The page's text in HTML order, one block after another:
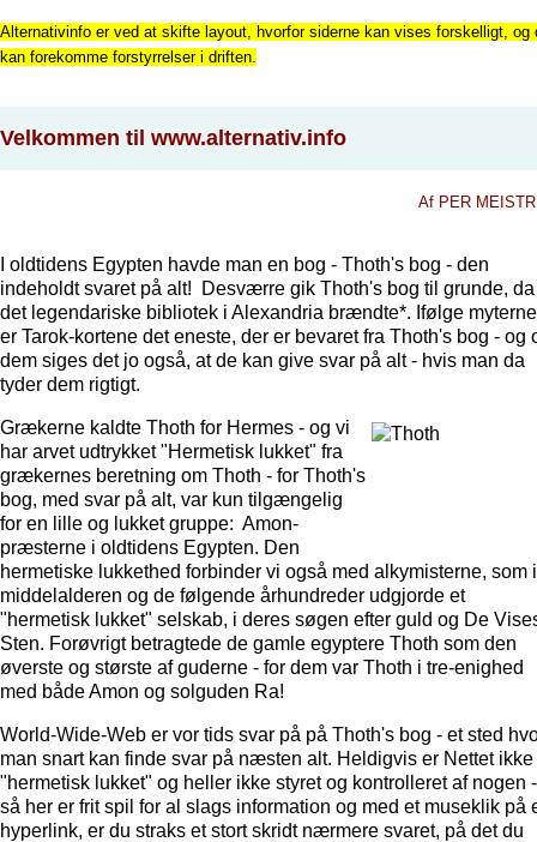
Alternativinfo er ved at skifte layout, hvorfor siderne kan vises forskelligt, og
kan forekomme forstyrrelser i driften.
Velkommen til www.alternativ.info
Af PER
I oldtidens Egypten havde man en bog - Thoth's bog - den
indeholdt svaret på alt! Desværre gik Thoth's bog til grunde, da
det legendariske bibliotek i Alexandria brændte*. Ifølge myterne
er Tarok-kortene det eneste, der er bevaret fra Thoth's bog - og
dem siges det jo også, at de kan give svar på alt - hvis man da
tyder dem rigtigt.
Grækerne kaldte Thoth for Hermes - og vi
har arvet udtrykket "Hermetisk lukket" fra
grækernes beretning om Thoth - for Thoth's
bog, med svar på alt, var kun tilgængelig
for en lille og lukket gruppe: Amon-
præsterne i oldtidens Egypten. Den
hermetiske lukkethed forbinder vi også med alkymisterne, som i
middelalderen og de følgende århundreder udgjorde et
"hermetisk lukket" selskab, i deres søgen efter guld og De
Sten. Forøvrigt betragtede de gamle egyptere Thoth som den
øverste og største af guderne - for dem var Thoth i tre-enighed
med både Amon og solguden Ra!
World-Wide-Web er vor tids svar på på Thoth's bog - et sted
man snart kan finde svar på næsten alt. Heldigvis er Nettet ikke
"hermetisk lukket" og heller ikke styret og kontrolleret af nogen -
så her er frit spil for al slags information og med et museklik på
hyperlink, er du straks et stort skridt nærmere svaret, på det du